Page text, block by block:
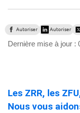
Autoriser Autoriser
Dernière mise à jour :
Les ZRR, les
Nous vous